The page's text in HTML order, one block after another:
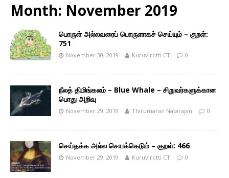
Month: November 2019
பொருள் அல்லவரைப் பொருளாகச் செய்யும் – குறள்:
751
November 30, 2019 Kuruvirotti CT 0
நீலத் திமிங்கலம் – Blue Whale – சிறுவர்களுக்கான
பொது அறிவு
November 29, 2019 Thirumaran Natarajan 0
செய்தக்க அல்ல செயக்கெடும் – குறள்: 466
November 29, 2019 Kuruvirotti CT 0